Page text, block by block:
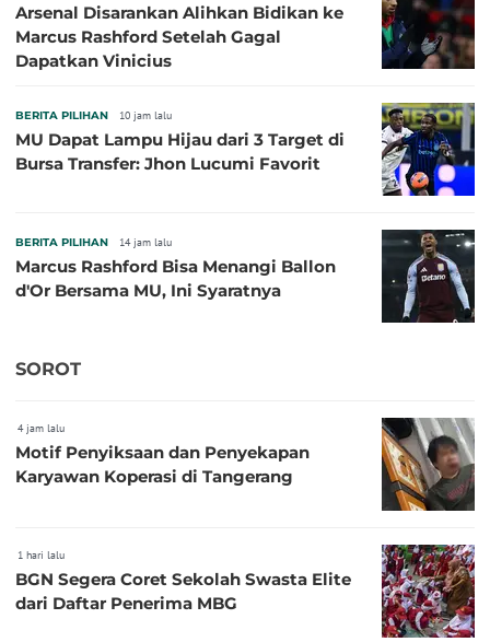
Arsenal Disarankan Alihkan Bidikan ke
Marcus Rashford Setelah Gagal
Dapatkan Vinicius
BERITA PILIHAN 10 jam lalu
MU Dapat Lampu Hijau dari 3 Target di
Bursa Transfer: Jhon Lucumi Favorit
BERITA PILIHAN 14 jam lalu
Marcus Rashford Bisa Menangi Ballon
d'Or Bersama MU, Ini Syaratnya
SOROT
4 jam lalu
Motif Penyiksaan dan Penyekapan
Karyawan Koperasi di Tangerang
1 hari lalu
BGN Segera Coret Sekolah Swasta Elite
dari Daftar Penerima MBG